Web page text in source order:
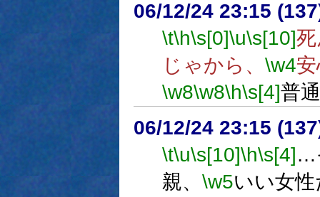
06/12/24 23:15
\t\h\s[0]\u\s[10]
じゃから、 \w4
\w8\w8\h\s[4]普
06/12/24 23:15
\t\u\s[10]\h\s[4]…
親、 \w5いい女